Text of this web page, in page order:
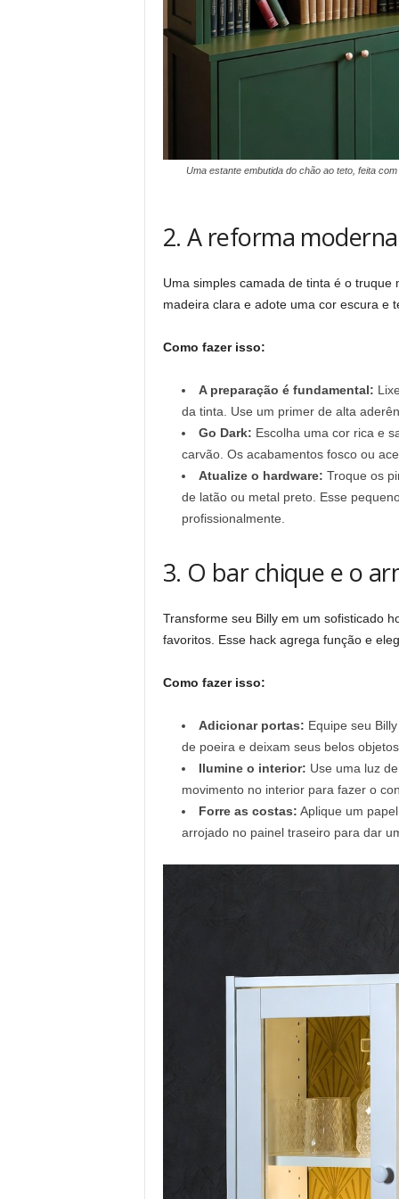
Uma estante embutida do chão ao teto, feita
2. A reforma
Uma simples camada de tinta é o
madeira clara e adote uma cor escura e
Como fazer isso:
A preparação é fundamental:
da tinta. Use um primer de alta
Go Dark: Escolha uma cor rica e
carvão. Os acabamentos fosco ou
Atualize o hardware: Troque os
de latão ou metal preto. Esse
profissionalmente.
3. O bar chique e o
Transforme seu Billy em um sofisticado
favoritos. Esse hack agrega função e
Como fazer isso:
Adicionar portas: Equipe seu
de poeira e deixam seus belos
Ilumine o interior: Use uma luz
movimento no interior para fazer o
Forre as costas: Aplique um
arrojado no painel traseiro para dar